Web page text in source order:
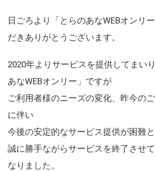
日ごろより「とらのあなWEBオンリ
だきありがとうございます。
2020年よりサービスを提供してまい
あなWEBオンリー」ですが
ご利用者様のニーズの変化、昨今の
に伴い
今後の安定的なサービス提供が困難
誠に勝手ながらサービスを終了させ
なりました。